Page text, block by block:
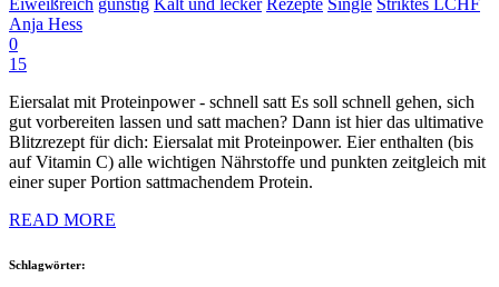
Eiweißreich günstig Kalt und lecker Rezepte Single Striktes LCHF
Anja Hess
0
15
Eiersalat mit Proteinpower - schnell satt Es soll schnell gehen, sich
gut vorbereiten lassen und satt machen? Dann ist hier das ultimative
Blitzrezept für dich: Eiersalat mit Proteinpower. Eier enthalten (bis
auf Vitamin C) alle wichtigen Nährstoffe und punkten zeitgleich mit
einer super Portion sattmachendem Protein.
READ MORE
Schlagwörter: